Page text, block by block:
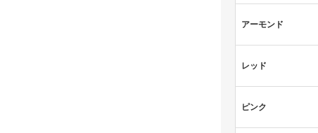
アーモンド
レッド
ピンク